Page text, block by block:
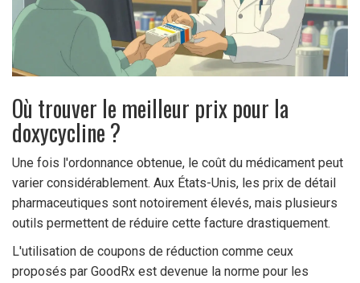
Où trouver le meilleur prix pour la
doxycycline ?
Une fois l'ordonnance obtenue, le coût du médicament peut
varier considérablement. Aux États-Unis, les prix de détail
pharmaceutiques sont notoirement élevés, mais plusieurs
outils permettent de réduire cette facture drastiquement.
L'utilisation de coupons de réduction comme ceux
proposés par GoodRx est devenue la norme pour les